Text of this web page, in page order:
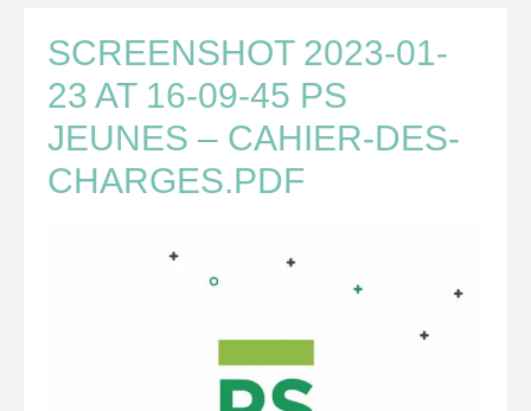
SCREENSHOT 2023-01-
23 AT 16-09-45 PS
JEUNES – CAHIER-DES-
CHARGES.PDF